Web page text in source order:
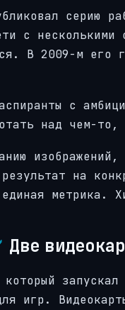
серию
с
В 2009-м его
с
над чем-
на
метрика.
Две
игр.